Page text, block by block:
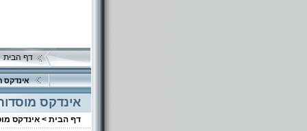
דף הבית
אינדקס
אינדקס
דף הבית > אינדקס